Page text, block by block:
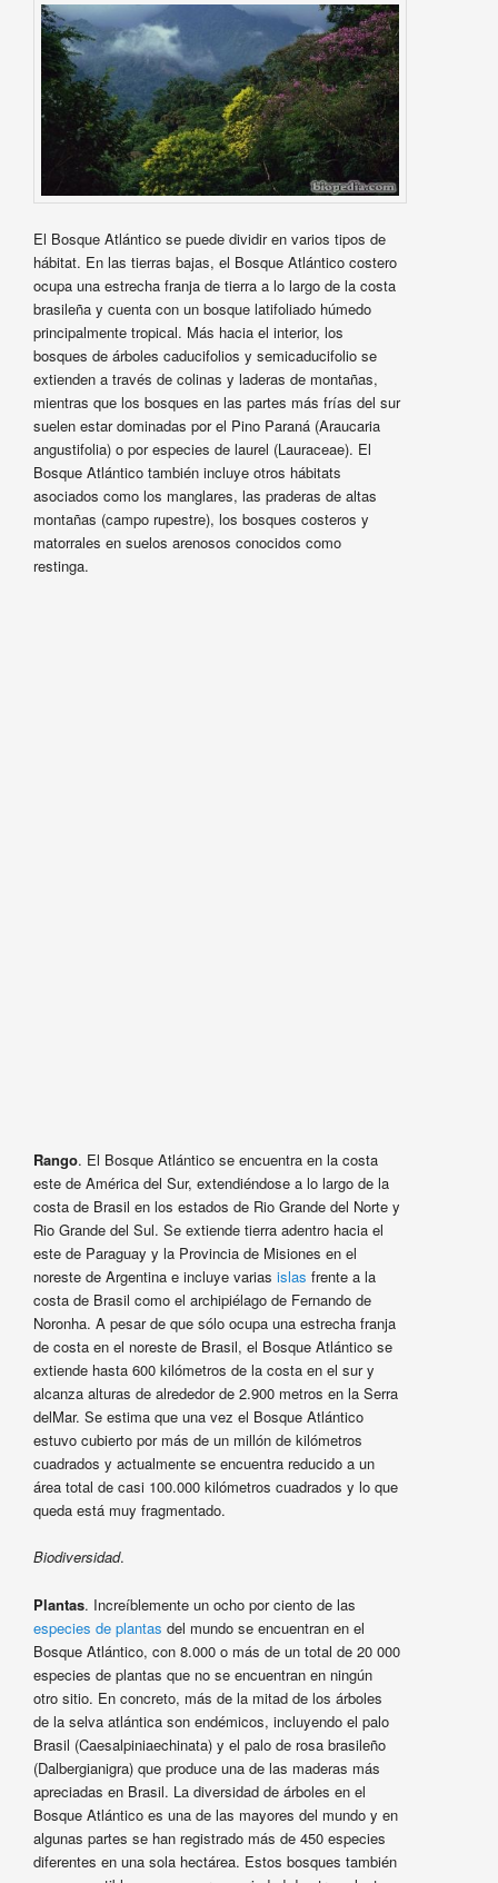
El Bosque Atlántico se puede dividir en varios tipos de
hábitat. En las tierras bajas, el Bosque Atlántico costero
ocupa una estrecha franja de tierra a lo largo de la costa
brasileña y cuenta con un bosque latifoliado húmedo
principalmente tropical. Más hacia el interior, los
bosques de árboles caducifolios y semicaducifolio se
extienden a través de colinas y laderas de montañas,
mientras que los bosques en las partes más frías del sur
suelen estar dominadas por el Pino Paraná (Araucaria
angustifolia) o por especies de laurel (Lauraceae). El
Bosque Atlántico también incluye otros hábitats
asociados como los manglares, las praderas de altas
montañas (campo rupestre), los bosques costeros y
matorrales en suelos arenosos conocidos como
restinga.
Rango. El Bosque Atlántico se encuentra en la costa
este de América del Sur, extendiéndose a lo largo de la
costa de Brasil en los estados de Rio Grande del Norte y
Rio Grande del Sul. Se extiende tierra adentro hacia el
este de Paraguay y la Provincia de Misiones en el
noreste de Argentina e incluye varias islas frente a la
costa de Brasil como el archipiélago de Fernando de
Noronha. A pesar de que sólo ocupa una estrecha franja
de costa en el noreste de Brasil, el Bosque Atlántico se
extiende hasta 600 kilómetros de la costa en el sur y
alcanza alturas de alrededor de 2.900 metros en la Serra
delMar. Se estima que una vez el Bosque Atlántico
estuvo cubierto por más de un millón de kilómetros
cuadrados y actualmente se encuentra reducido a un
área total de casi 100.000 kilómetros cuadrados y lo que
queda está muy fragmentado.
Biodiversidad.
Plantas. Increíblemente un ocho por ciento de las
especies de plantas del mundo se encuentran en el
Bosque Atlántico, con 8.000 o más de un total de 20 000
especies de plantas que no se encuentran en ningún
otro sitio. En concreto, más de la mitad de los árboles
de la selva atlántica son endémicos, incluyendo el palo
Brasil (Caesalpiniaechinata) y el palo de rosa brasileño
(Dalbergianigra) que produce una de las maderas más
apreciadas en Brasil. La diversidad de árboles en el
Bosque Atlántico es una de las mayores del mundo y en
algunas partes se han registrado más de 450 especies
diferentes en una sola hectárea. Estos bosques también